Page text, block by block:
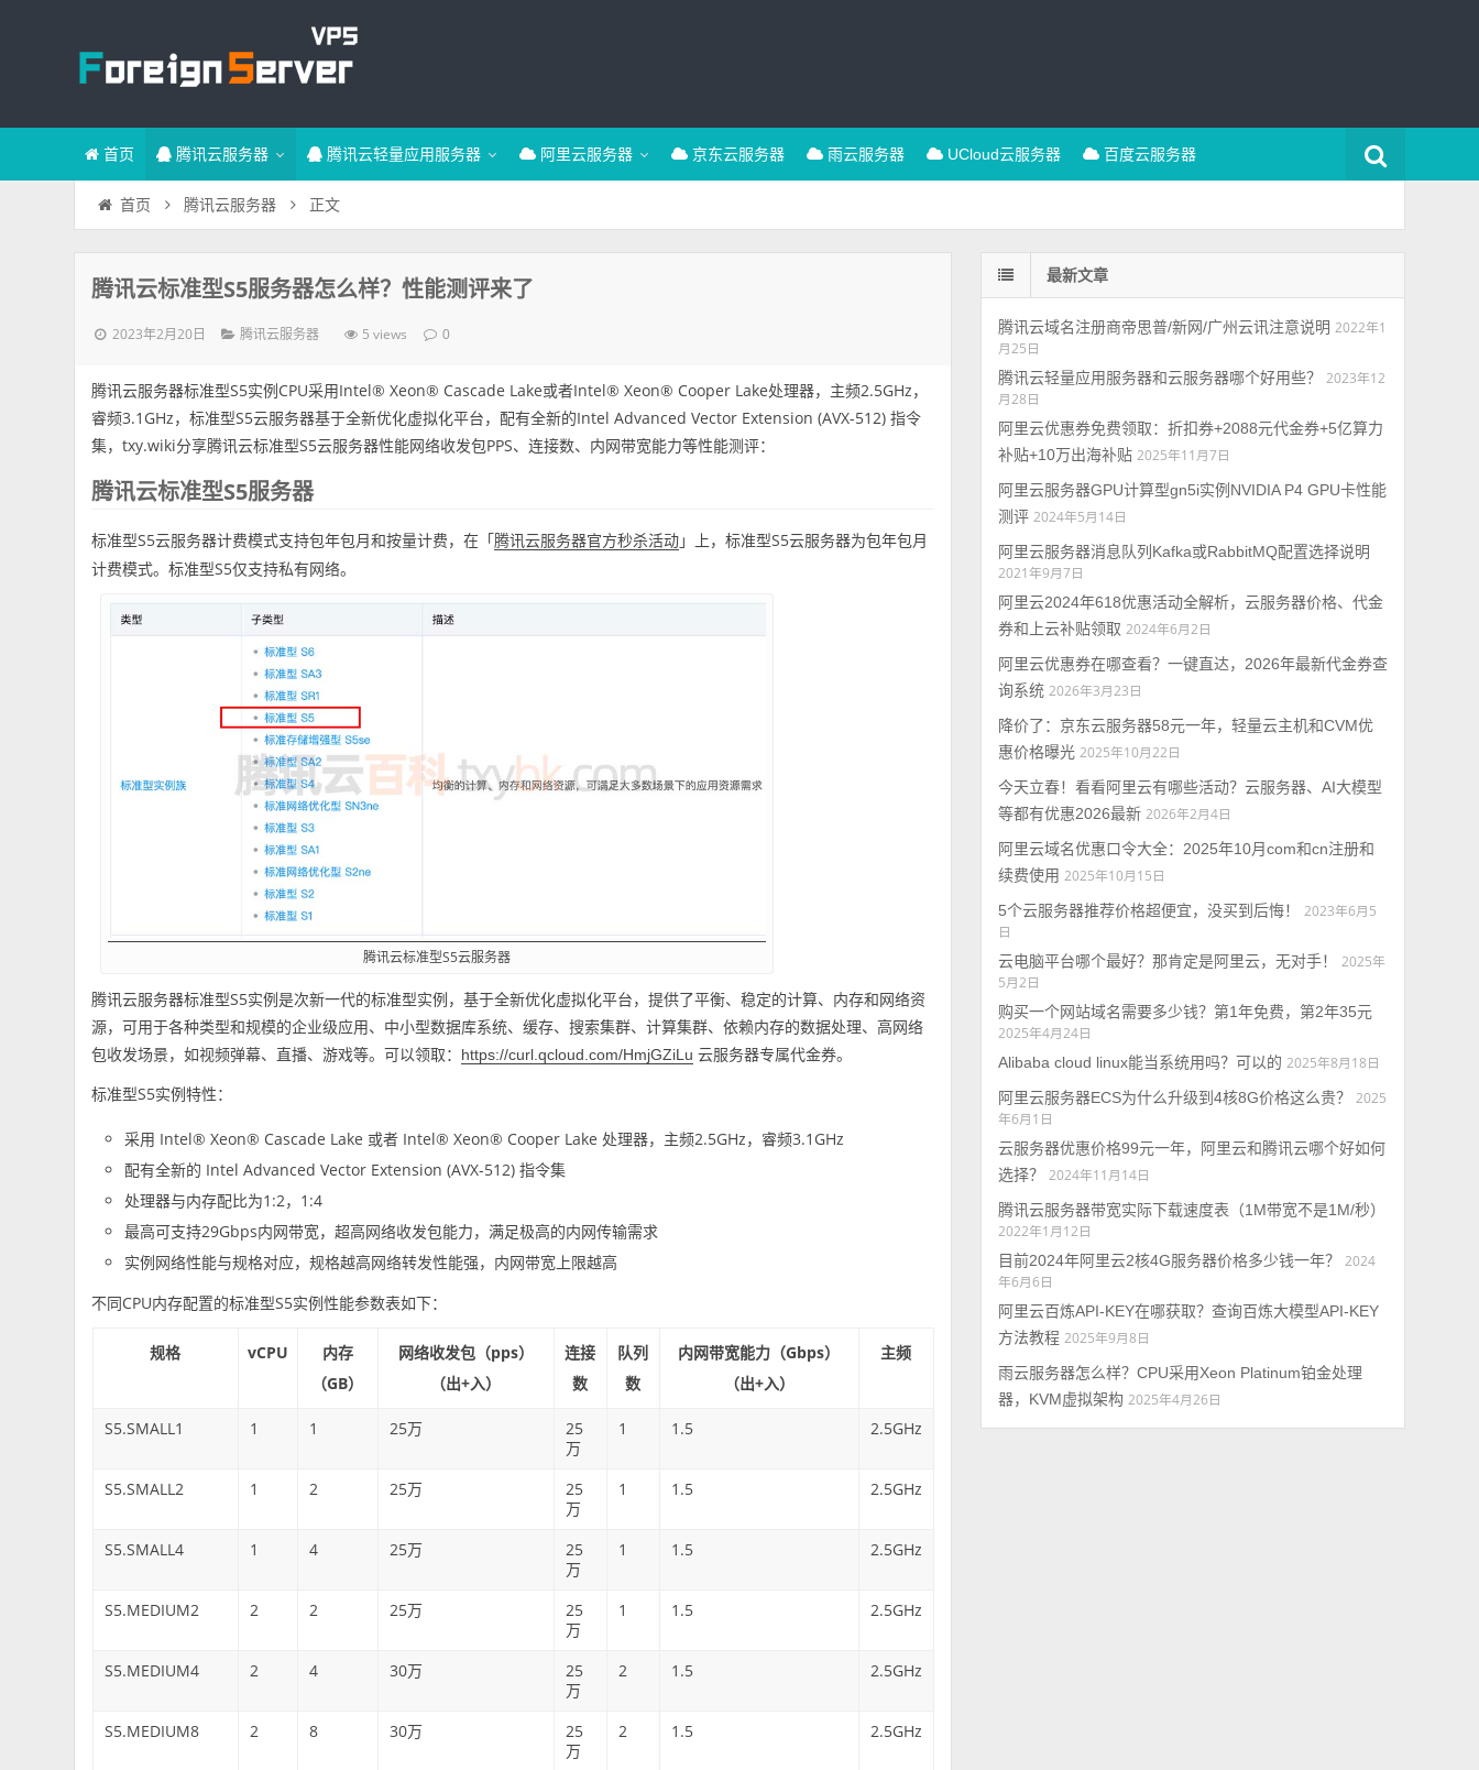
首页 腾讯云服务器 腾讯云轻量应用服务器 阿里云服务器 京东云服务器 雨云服务器 UCloud云服务器 百度云服务器
首页 腾讯云服务器 正文
腾讯云标准型S5服务器怎么样？性能测评来了
2023年2月20日 腾讯云服务器 5 views 0
腾讯云服务器标准型S5实例CPU采用Intel® Xeon® Cascade Lake或者Intel® Xeon® Cooper Lake处理器，主频2.5GHz，
睿频3.1GHz，标准型S5云服务器基于全新优化虚拟化平台，配有全新的Intel Advanced Vector Extension (AVX-512) 指令
集，txy.wiki分享腾讯云标准型S5云服务器性能网络收发包PPS、连接数、内网带宽能力等性能测评：
腾讯云标准型S5服务器
标准型S5云服务器计费模式支持包年包月和按量计费，在「腾讯云服务器官方秒杀活动」上，标准型S5云服务器为包年包月
计费模式。标准型S5仅支持私有网络。
腾讯云标准型S5云服务器
腾讯云服务器标准型S5实例是次新一代的标准型实例，基于全新优化虚拟化平台，提供了平衡、稳定的计算、内存和网络资
源，可用于各种类型和规模的企业级应用、中小型数据库系统、缓存、搜索集群、计算集群、依赖内存的数据处理、高网络
包收发场景，如视频弹幕、直播、游戏等。可以领取：
https://curl.qcloud.com/HmjGZiLu 云服务器专属代金券。
标准型S5实例特性：
采用 Intel® Xeon® Cascade Lake 或者 Intel® Xeon® Cooper Lake 处理器，主频2.5GHz，睿频3.1GHz
配有全新的 Intel Advanced Vector Extension (AVX-512) 指令集
处理器与内存配比为1:2，1:4
最高可支持29Gbps内网带宽，超高网络收发包能力，满足极高的内网传输需求
实例网络性能与规格对应，规格越高网络转发性能强，内网带宽上限越高
不同CPU内存配置的标准型S5实例性能参数表如下：
规格 vCPU
内存
（GB）
网络收发包（pps）
（出+入）
连接
数
队列
数
内网带宽能力（Gbps）
（出+入）
主频
S5.SMALL1 1 1 25万
25
万
1 1.5 2.5GHz
S5.SMALL2 1 2 25万
25
万
1 1.5 2.5GHz
S5.SMALL4 1 4 25万
25
万
1 1.5 2.5GHz
S5.MEDIUM2 2 2 25万
25
万
1 1.5 2.5GHz
S5.MEDIUM4 2 4 30万
25
万
2 1.5 2.5GHz
S5.MEDIUM8 2 8 30万
25
万
2 1.5 2.5GHz
最新文章
腾讯云域名注册商帝思普/新网/广州云讯注意说明 2022年1
月25日
腾讯云轻量应用服务器和云服务器哪个好用些？
2023年12
月28日
阿里云优惠券免费领取：折扣券+2088元代金券+5亿算力
补贴+10万出海补贴 2025年11月7日
阿里云服务器GPU计算型gn5i实例NVIDIA P4 GPU卡性能
测评 2024年5月14日
阿里云服务器消息队列Kafka或RabbitMQ配置选择说明
2021年9月7日
阿里云2024年618优惠活动全解析，云服务器价格、代金
券和上云补贴领取 2024年6月2日
阿里云优惠券在哪查看？一键直达，2026年最新代金券查
询系统 2026年3月23日
降价了：京东云服务器58元一年，轻量云主机和CVM优
惠价格曝光 2025年10月22日
今天立春！看看阿里云有哪些活动？云服务器、AI大模型
等都有优惠2026最新 2026年2月4日
阿里云域名优惠口令大全：2025年10月com和cn注册和
续费使用 2025年10月15日
5个云服务器推荐价格超便宜，没买到后悔！
2023年6月5
日
云电脑平台哪个最好？那肯定是阿里云，无对手！
2025年
5月2日
购买一个网站域名需要多少钱？第1年免费，第2年35元
2025年4月24日
Alibaba cloud linux能当系统用吗？可以的 2025年8月18日
阿里云服务器ECS为什么升级到4核8G价格这么贵？
2025
年6月1日
云服务器优惠价格99元一年，阿里云和腾讯云哪个好如何
选择？
2024年11月14日
腾讯云服务器带宽实际下载速度表（1M带宽不是1M/秒）
2022年1月12日
目前2024年阿里云2核4G服务器价格多少钱一年？
2024
年6月6日
阿里云百炼API-KEY在哪获取？查询百炼大模型API-KEY
方法教程 2025年9月8日
雨云服务器怎么样？CPU采用Xeon Platinum铂金处理
器，KVM虚拟架构 2025年4月26日